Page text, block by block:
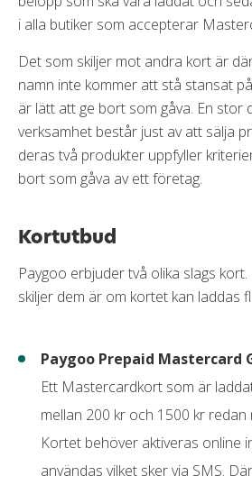
Mobila betalningsmetoder
Apple pay
Samsung pay
i alla butiker som accepterar
Det som skiljer mot andra kort är
namn inte kommer att stå stansat
är lätt att ge bort som gåva. En stor
verksamhet består just av att sälja
deras två produkter uppfyller
bort som gåva av ett företag.
Kortutbud
Paygoo erbjuder två olika slags
skiljer dem är om kortet kan laddas
Paygoo Prepaid Mastercard
Ett Mastercardkort som är
mellan 200 kr och 1500 kr redan
Kortet behöver aktiveras online
användas vilket sker via SMS.